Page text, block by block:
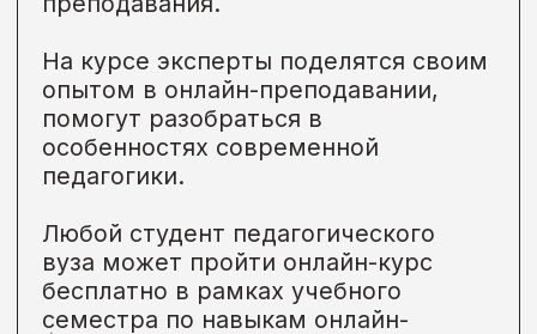
Подробнее →
Олимпиады
по профориентации
• Онлайн Идет сейчас